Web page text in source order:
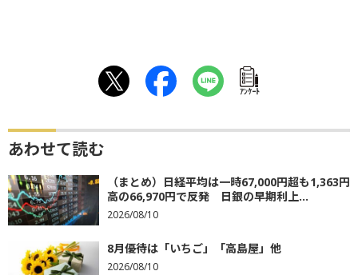
ｱﾝｹｰﾄ
あわせて読む
（まとめ）日経平均は一時67,000円超も1,363円
高の66,970円で反発 日銀の早期利上...
2026/08/10
8月優待は「いちご」「高島屋」他
2026/08/10